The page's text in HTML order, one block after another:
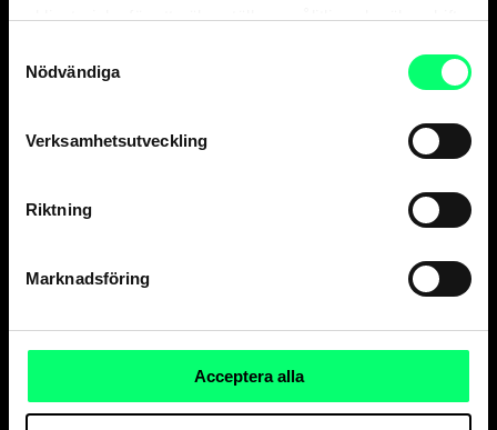
obligatoriska för att säkerställa en pålitlig och säker drift
Nödvändiga
Verksamhetsutveckling
Riktning
Marknadsföring
Acceptera alla
010 247 8300
på sidan för ditt kort.
010 247 050
Nätbankens spärrtjänst 24 h
+358 20 333